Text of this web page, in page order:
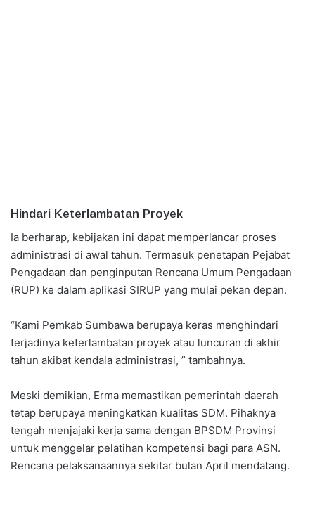
Hindari Keterlambatan Proyek
Ia berharap, kebijakan ini dapat memperlancar proses
administrasi di awal tahun. Termasuk penetapan Pejabat
Pengadaan dan penginputan Rencana Umum Pengadaan
(RUP) ke dalam aplikasi SIRUP yang mulai pekan depan.
“Kami Pemkab Sumbawa berupaya keras menghindari
terjadinya keterlambatan proyek atau luncuran di akhir
tahun akibat kendala administrasi, ” tambahnya.
Meski demikian, Erma memastikan pemerintah daerah
tetap berupaya meningkatkan kualitas SDM. Pihaknya
tengah menjajaki kerja sama dengan BPSDM Provinsi
untuk menggelar pelatihan kompetensi bagi para ASN.
Rencana pelaksanaannya sekitar bulan April mendatang.